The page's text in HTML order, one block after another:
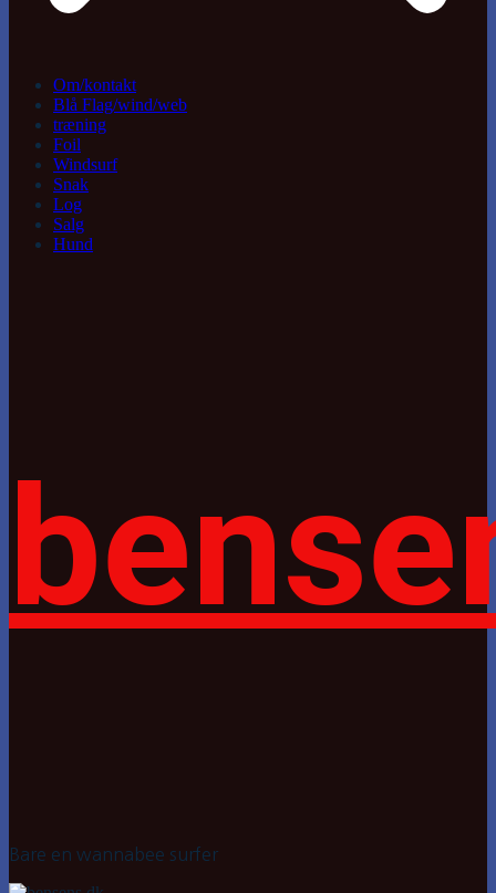
Om/kontakt
Blå Flag/wind/web
træning
Foil
Windsurf
Snak
Log
Salg
Hund
Bare en wannabee surfer